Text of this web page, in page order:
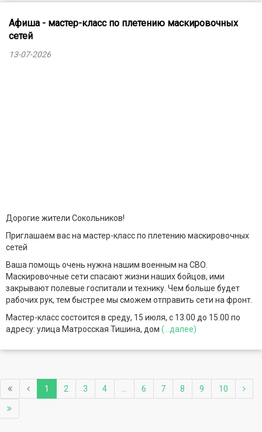
Афиша - мастер-класс по плетению маскировочных
сетей
13-07-2026
Дорогие жители Сокольников!
Приглашаем вас на мастер-класс по плетению маскировочных
сетей
Ваша помощь очень нужна нашим военным на СВО.
Маскировочные сети спасают жизни наших бойцов, ими
закрывают полевые госпитали и технику. Чем больше будет
рабочих рук, тем быстрее мы сможем отправить сети на фронт.
Мастер-класс состоится в среду, 15 июля, с 13.00 до 15.00 по
адресу: улица Матросская Тишина, дом (...далее)
1 2 3 4 6 7 8 9 10